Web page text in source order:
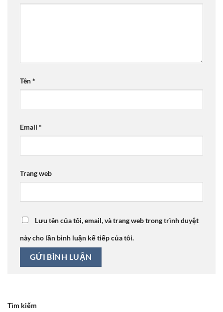
Tên*
Email *
Trang web
Lưu tên của tôi, email, và trang web trong trình duyệt
này cho lần bình luận kế tiếp của tôi.
Tìm kiếm